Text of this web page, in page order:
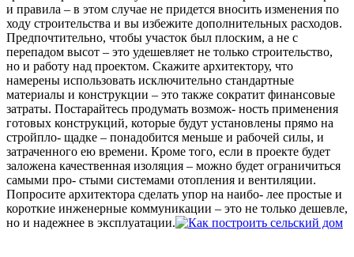
и правила – в этом случае не придется вносить изменения по
ходу строительства и вы избежите дополнительных расходов.
Предпочтительно, чтобы участок был плоским, а не с
перепадом высот – это удешевляет не только строительство,
но и работу над проектом. Скажите архитектору, что
намерены использовать исключительно стандартные
материалы и конструкции – это также сократит финансовые
затраты. Постарайтесь продумать возмож- ность применения
готовых конструкций, которые будут установлены прямо на
стройпло- щадке – понадобится меньше и рабочей силы, и
затраченного ею времени. Кроме того, если в проекте будет
заложена качественная изоляция – можно будет ограничиться
самыми про- стыми системами отопления и вентиляции.
Попросите архитектора сделать упор на наибо- лее простые и
короткие инженерные коммуникации – это не только дешевле,
но и надежнее в эксплуатации.